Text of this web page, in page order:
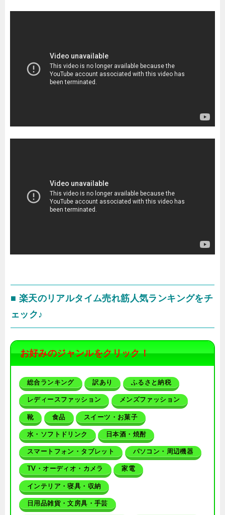
■ 楽天のリアルタイム売れ筋人気ランキングをチ
ェック♪
お好みのジャンルをクリック！
総合ランキング 訳あり ふるさと納税
レディースファッション メンズファッション
靴 食品 スイーツ・お菓子
水・ソフトドリンク 日本酒・焼酎
スマートフォン・タブレット パソコン・周辺機器
TV・オーディオ・カメラ 家電
インテリア・寝具・収納
日用品雑貨・文房具・手芸